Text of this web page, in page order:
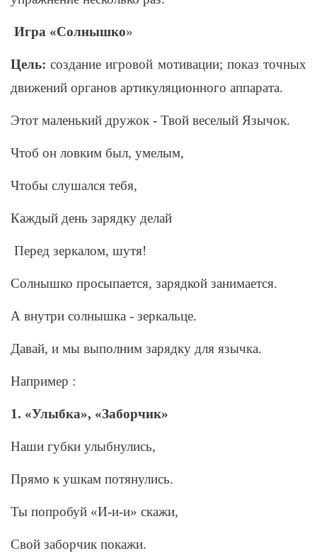
Игра «Солнышко»
Цель: создание игровой мотивации; показ точных
движений органов артикуляционного аппарата.
Этот маленький дружок - Твой веселый Язычок.
Чтоб он ловким был, умелым,
Чтобы слушался тебя,
Каждый день зарядку делай
Перед зеркалом, шутя!
Солнышко просыпается, зарядкой занимается.
А внутри солнышка - зеркальце.
Давай, и мы выполним зарядку для язычка.
Например :
1. «Улыбка», «Заборчик»
Наши губки улыбнулись,
Прямо к ушкам потянулись.
Ты попробуй «И-и-и» скажи,
Свой заборчик покажи.